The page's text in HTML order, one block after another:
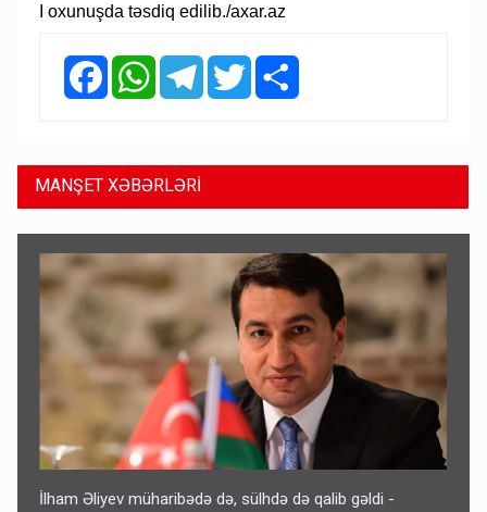
I oxunuşda təsdiq edilib./axar.az
FacebookWhatsAppTelegramTwitter
MANŞET XƏBƏRLƏRİ
İlham Əliyev müharibədə də, sülhdə də qalib gəldi -